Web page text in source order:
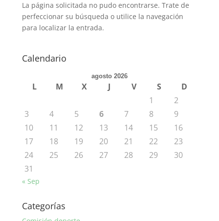
La página solicitada no pudo encontrarse. Trate de
perfeccionar su búsqueda o utilice la navegación
para localizar la entrada.
Calendario
agosto 2026
L M X J V S
D
1
2
3
4 5 6 7 8
9
10
11 12 13 14 15
16
17
18 19 20 21 22
23
24
25 26 27 28 29
30
31
« Sep
Categorías